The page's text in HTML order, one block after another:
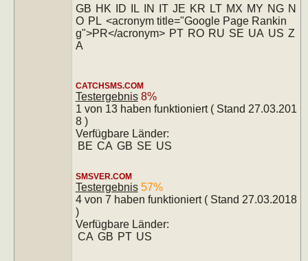
GB HK ID IL IN IT JE KR LT MX MY NG N
O PL <acronym title="Google Page Rankin
g">PR</acronym> PT RO RU SE UA US Z
A
CATCHSMS.COM
Testergebnis 8%
1 von 13 haben funktioniert ( Stand 27.03.201
8 )
Verfügbare Länder:
BE CA GB SE US
SMSVER.COM
Testergebnis 57%
4 von 7 haben funktioniert ( Stand 27.03.2018
)
Verfügbare Länder:
CA GB PT US